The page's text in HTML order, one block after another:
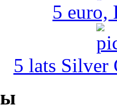
5 euro,
5 lats Silver